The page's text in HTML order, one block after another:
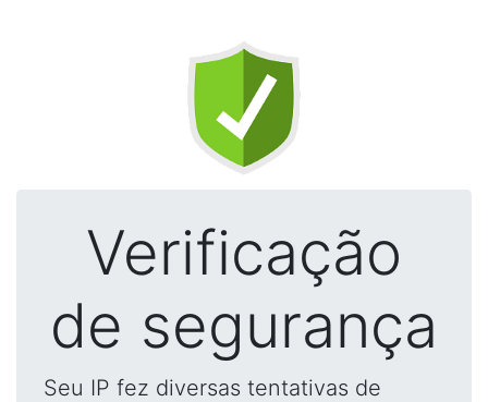
Verificação
de segurança
Seu IP fez diversas tentativas de